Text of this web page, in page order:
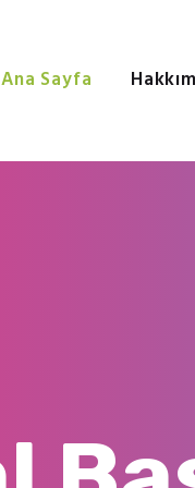
Ana Sayfa